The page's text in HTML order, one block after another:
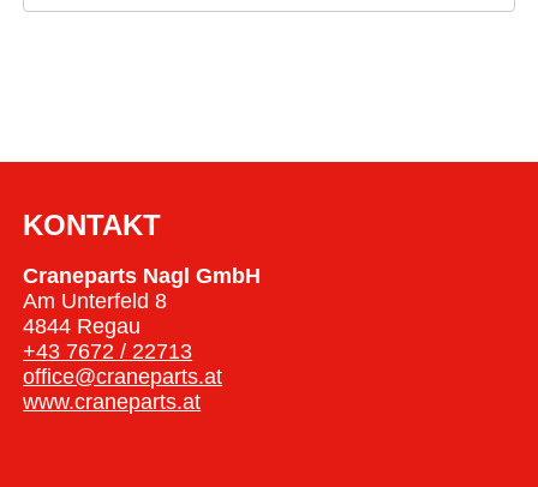
KONTAKT
Craneparts Nagl GmbH
Am Unterfeld 8
4844 Regau
+43 7672 / 22713
office@craneparts.at
www.craneparts.at